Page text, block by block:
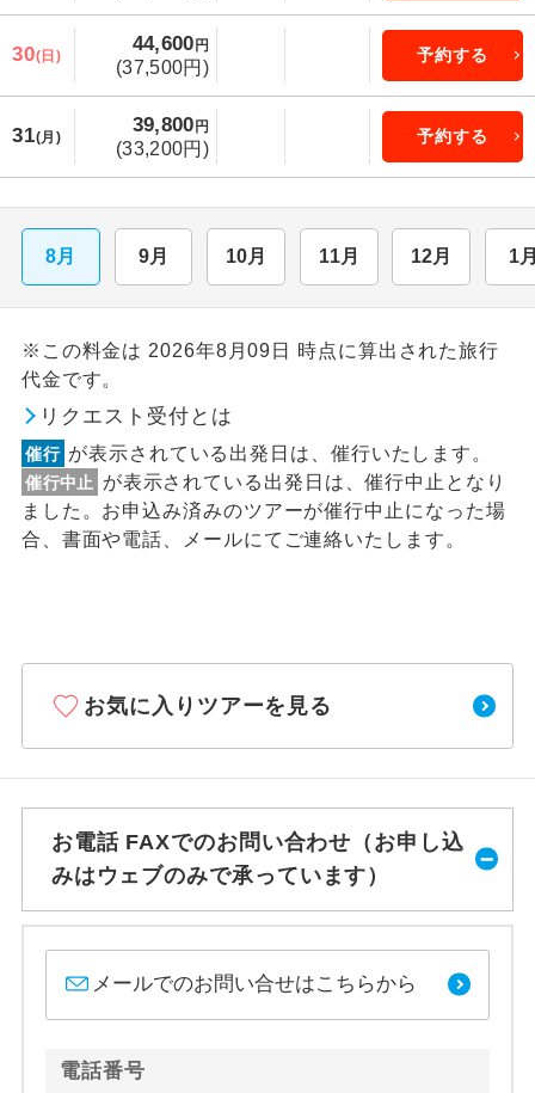
30(日)
44,600円
(37,500円)
予約する
31(月)
39,800円
(33,200円)
予約する
8月 9月 10月 11月 12月 1
※この料金は 2026年8月09日 時点に算出された旅行
代金です。
リクエスト受付とは
催行 が表示されている出発日は、催行いたします。
催行中止
が表示されている出発日は、催行中止となり
ました。お申込み済みのツアーが催行中止になった場
合、書面や電話、メールにてご連絡いたします。
お気に入りツアーを見る
お電話 FAXでのお問い合わせ（お申し込
みはウェブのみで承っています）
メールでのお問い合せはこちらから
電話番号